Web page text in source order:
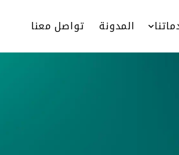
المدونة تواصل معنا